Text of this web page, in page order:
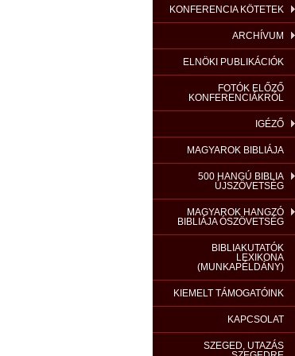
KONFERENCIA KÖTETEK
ARCHÍVUM
ELNÖKI PUBLIKÁCIÓK
FOTÓK ELŐZŐ
KONFERENCIÁKRÓL
IGÉZŐ
MAGYAROK BIBLIÁJA
500 HANGÚ BIBLIA
ÚJSZÖVETSÉG
MAGYAROK HANGZÓ
BIBLIÁJA ÓSZÖVETSÉG
BIBLIAKUTATÓK
LEXIKONA
(MUNKAPÉLDÁNY)
KIEMELT TÁMOGATÓINK
KAPCSOLAT
SZEGED, UTAZÁS